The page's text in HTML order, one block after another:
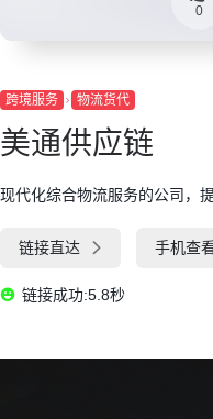
0
跨境服务 物流货代
美通供应链
现代化综合物流服务的公司，
链接直达 手机查
链接成功:5.8秒